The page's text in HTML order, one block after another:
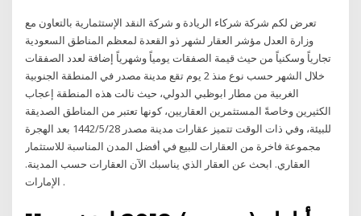
تعرض لكم شركة شركاء الريادة و شركة النقد الإستثمارية بالتعاون مع
وزارة العدل مؤشر العقار لشهر ذو القعدة لمعظم المناطق السعودية
تجارياً وسكنياً من حيث قيمة الصفقات يومياً وشهرياً إضافة لعدد الصفقات
خلال الشهر حسب نوع منذ 2 يوم تقع مدينة مصدر في المنطقة الجنوبية
الغربية من مطار ابوظبي الدولي، حيث نالت هذه المنطقة إعجاب
الكثيرين وخاصةً المستثمرين العقاريين، كونها تعتبر من المناطق الصديقة
للبيئة، وفي ذات الوقت تتميز عقارات مدينة مصدر 28‏‏/5‏‏/1442 بعد الهجرة
مجموعة فاخرة من العقارات للبيع في أفضل المدن المناسبة للاستثمار
العقاري. ابحث عن العقار الذي يناسبك الآن العقارات حسب المدينة.
الإمارات .